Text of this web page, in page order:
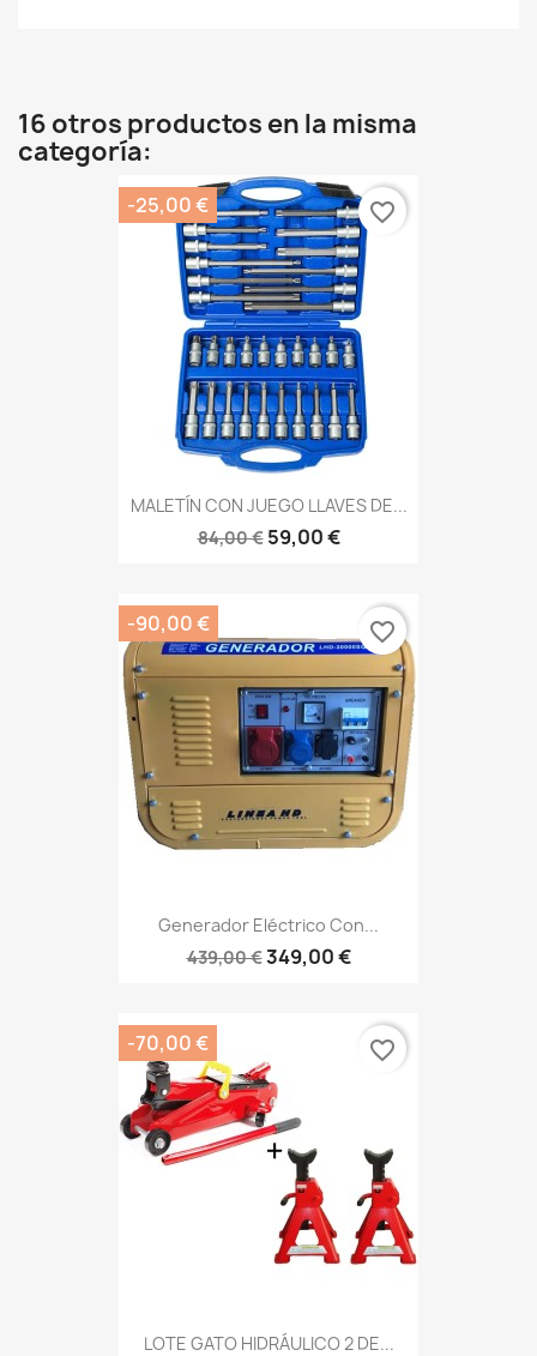
16 otros productos en la misma
categoría:
MALETÍN CON JUEGO LLAVES DE...
84,00 € 59,00 €
-25,00 € favorite_border
Generador Eléctrico Con...
439,00 €349,00 €
-90,00 € favorite_border
LOTE GATO HIDRÁULICO 2 DE...
-70,00 € favorite_border